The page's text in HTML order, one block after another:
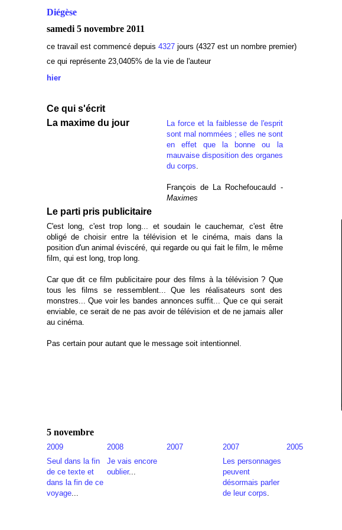
Diégèse
samedi 5 novembre 2011
ce travail est commencé depuis 4327 jours (4327 est un nombre premier)
ce qui représente 23,0405% de la vie de l'auteur
hier
Ce qui s'écrit
La maxime du jour
La force et la faiblesse de l'esprit
sont mal nommées ; elles ne sont
en effet que la bonne ou la
mauvaise disposition des organes
du corps.
François de La Rochefoucauld -
Maximes
Le parti pris publicitaire
C'est long, c'est trop long... et soudain le cauchemar, c'est être
obligé de choisir entre la télévision et le cinéma, mais dans la
position d'un animal éviscéré, qui regarde ou qui fait le film, le même
film, qui est long, trop long.
Car que dit ce film publicitaire pour des films à la télévision ? Que
tous les films se ressemblent... Que les réalisateurs sont des
monstres... Que voir les bandes annonces suffit... Que ce qui serait
enviable, ce serait de ne pas avoir de télévision et de ne jamais aller
au cinéma.
Pas certain pour autant que le message soit intentionnel.
5 novembre
2009 2008 2007 2007 2005
Seul dans la fin
de ce texte et
dans la fin de ce
voyage...
Je vais encore
oublier...
Les personnages
peuvent
désormais parler
de leur corps.